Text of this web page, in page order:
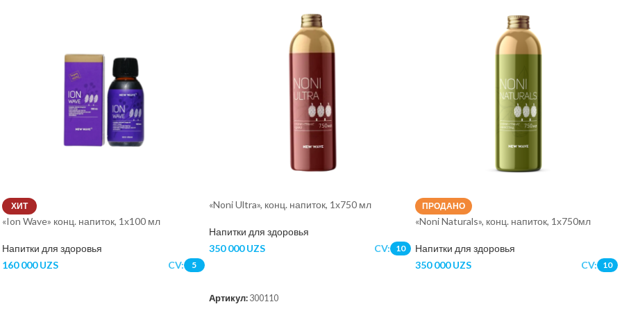
ХИТ
«Ion Wave» конц. напиток, 1х100 мл
Напитки для здоровья
160 000UZS CV: 5
«Noni Ultra», конц. напиток, 1х750 мл
Напитки для здоровья
350 000UZS CV: 10
Артикул: 300110
ПРОДАНО
«Noni Naturals», конц. напиток, 1х750мл
Напитки для здоровья
350 000UZS CV: 10